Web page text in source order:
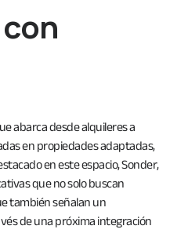
abarca desde alquileres a
en propiedades adaptadas,
en este espacio, Sonder,
que no solo buscan
también señalan un
de una próxima integración